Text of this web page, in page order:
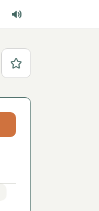
Adgang for alle lyd
Favoritter